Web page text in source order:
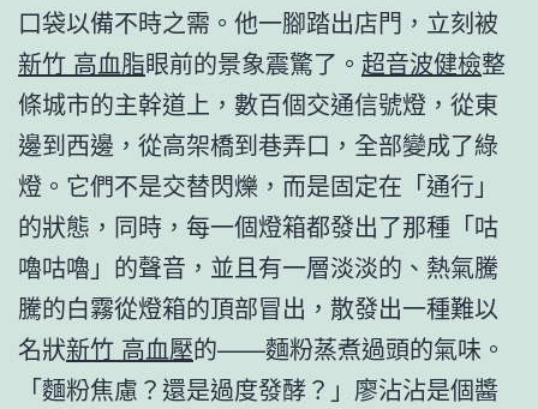
口袋以備不時之需。他一腳踏出店門，立刻被
新竹 高血脂眼前的景象震驚了。 超音波健檢整
條城市的主幹道上，數百個交通信號燈，從東
邊到西邊，從高架橋到巷弄口，全部變成了綠
燈。它們不是交替閃爍，而是固定在「通行」
的狀態，同時，每一個燈箱都發出了那種「咕
嚕咕嚕」的聲音，並且有一層淡淡的、熱氣騰
騰的白霧從燈箱的頂部冒出，散發出一種難以
名狀新竹 高血壓的——麵粉蒸煮過頭的氣味。
「麵粉焦慮？還是過度發酵？」廖沾沾是個醬